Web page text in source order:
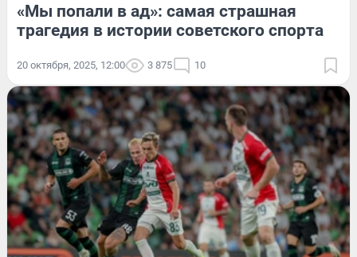
«Мы попали в ад»: самая страшная
трагедия в истории советского спорта
20 октября, 2025, 12:00 3 875 10